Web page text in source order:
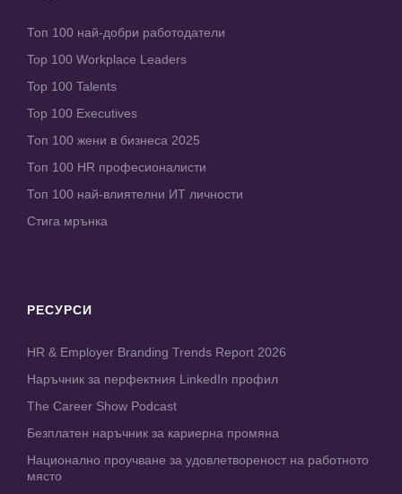
Топ 100 най-добри работодатели
Top 100 Workplace Leaders
Top 100 Talents
Top 100 Executives
Топ 100 жени в бизнеса 2025
Топ 100 HR професионалисти
Топ 100 най-влиятелни ИТ личности
Стига мрънка
РЕСУРСИ
HR & Employer Branding Trends Report 2026
Наръчник за перфектния LinkedIn профил
The Career Show Podcast
Безплатен наръчник за кариерна промяна
Национално проучване за удовлетвореност на работното
място